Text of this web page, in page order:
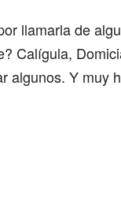
llamarla de
Calígula,
Y muy